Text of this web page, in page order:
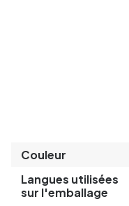
Couleur
Langues utilisées
sur l'emballage